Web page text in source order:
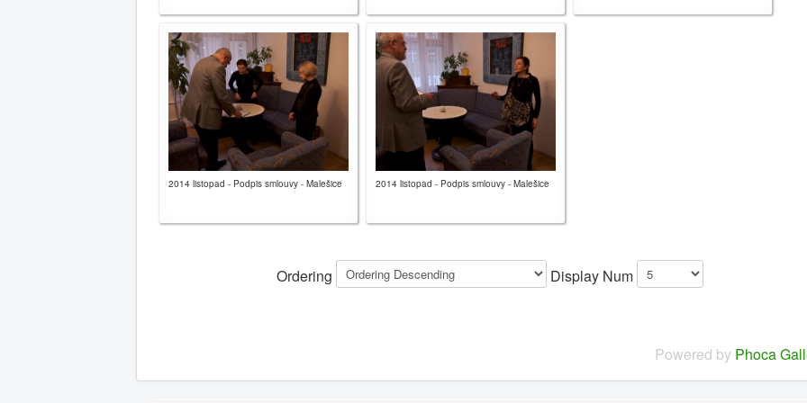
2014 listopad - Podpis smlouvy - Malešice 2014 listopad - Podpis smlouvy - Malešice
Ordering Display Num
Powered by Phoca